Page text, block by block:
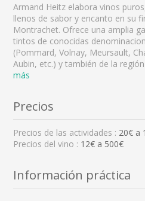
Armand Heitz elabora vinos
llenos de sabor y encanto en su
Montrachet. Ofrece una amplia
tintos de conocidas
(Pommard, Volnay, Meursault,
Aubin, etc.) y también de la
más
Precios
Precios de las actividades : 20€ a
Precios del vino : 12€ a 500€
Información práctica